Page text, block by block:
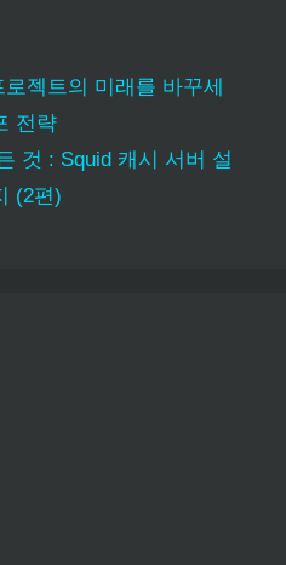
젝트의 미래를 바꾸세
전략
것 : Squid 캐시 서버 설
(2편)